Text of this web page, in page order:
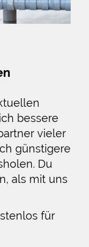
bessere
vieler
günstigere
Du
als mit uns
für